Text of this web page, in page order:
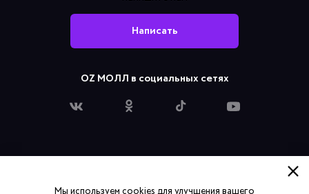
Написать
OZ МОЛЛ в социальных сетях
Политика конфиденциальности
Мы используем cookies для улучшения вашего